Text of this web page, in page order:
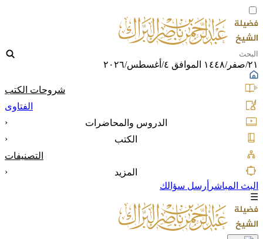
٢١/صفر/١٤٤٨ الموافق ٤/أغسطس/٢٠٢٦
شروحات الكتب
الفتاوى
الدروس والمحاضرات
‹
الكتب
‹
التصنيفات
المزيد
‹
البث المباشر أرسل سؤالك
☰